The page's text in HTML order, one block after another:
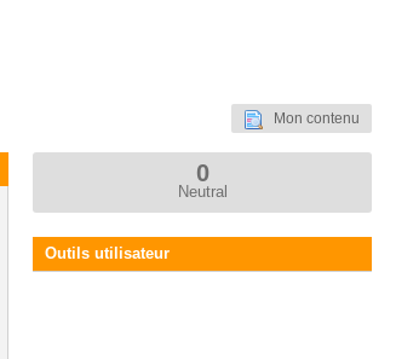
Mon contenu
0
Neutral
Outils utilisateur